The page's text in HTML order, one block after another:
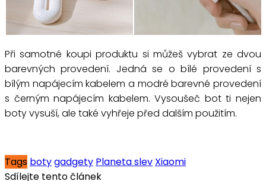
Při samotné koupi produktu si můžeš vybrat ze dvou
barevných provedení. Jedná se o bílé provedení s
bílým napájecím kabelem a modré barevné provedení
s černým napájecím kabelem. Vysoušeč bot ti nejen
boty vysuší, ale také vyhřeje před dalším použitím.
Tags botygadgety Planeta slev Xiaomi
Sdílejte tento článek